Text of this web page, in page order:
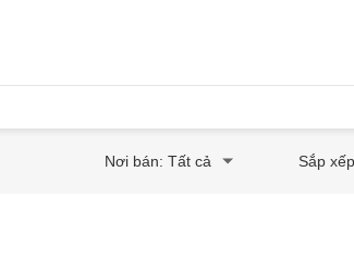
Nơi bán: Tất cả Sắp